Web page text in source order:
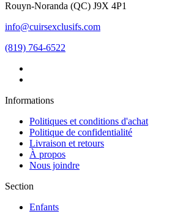
Rouyn-Noranda (QC) J9X 4P1
info@cuirsexclusifs.com
(819) 764-6522
Informations
Politiques et conditions d'achat
Politique de confidentialité
Livraison et retours
À propos
Nous joindre
Section
Enfants